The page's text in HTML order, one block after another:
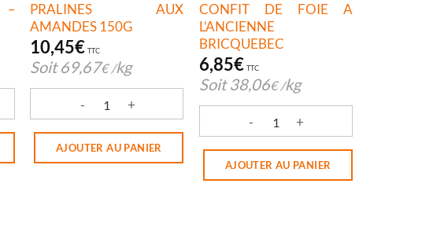
–
- BOULAUR
PRALINES AUX
AMANDES 150G
10,45€ TTC
Soit 69,67€ /kg
quantité de PRALINES AUX AMANDES 150G
AJOUTER AU PANIER
CONFIT DE FOIE A
L’ANCIENNE
BRICQUEBEC
6,85€ TTC
Soit 38,06€ /kg
quantité de CONFIT DE FOIE A
AJOUTER AU PANIER